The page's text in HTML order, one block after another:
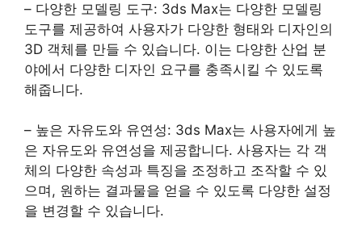
– 다양한 모델링 도구: 3ds Max는 다양한 모델링
도구를 제공하여 사용자가 다양한 형태와 디자인의
3D 객체를 만들 수 있습니다. 이는 다양한 산업 분
야에서 다양한 디자인 요구를 충족시킬 수 있도록
해줍니다.
– 높은 자유도와 유연성: 3ds Max는 사용자에게 높
은 자유도와 유연성을 제공합니다. 사용자는 각 객
체의 다양한 속성과 특징을 조정하고 조작할 수 있
으며, 원하는 결과물을 얻을 수 있도록 다양한 설정
을 변경할 수 있습니다.